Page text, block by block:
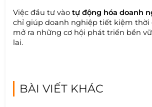
Việc đầu tư vàotự động hóa doanh
chỉ giúp doanh nghiệp tiết kiệm thời
mở ra những cơ hội phát triển bền
lai.
BÀI VIẾT KHÁC